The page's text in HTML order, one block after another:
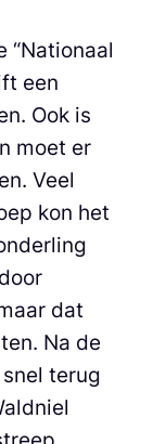
“Nationaal
een
Ook is
moet er
Veel
kon het
dat
Na de
terug